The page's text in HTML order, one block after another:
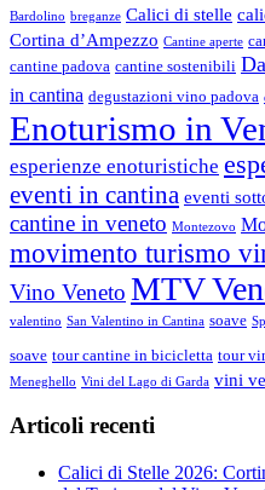
Bardolino breganze Calici di stelle
Cortina d’Ampezzo Cantine aperte
cantine padova cantine sostenibili
in cantina degustazioni vino padova
Enoturismo in
esperienze enoturistiche
eventi in cantina eventi
cantine in veneto Montezovo
movimento turismo
Vino Veneto MTV
valentino San Valentino in Cantina soave
soave tour cantine in bicicletta tour
Meneghello Vini del Lago di Garda vini
Articoli recenti
Calici di Stelle 2026: